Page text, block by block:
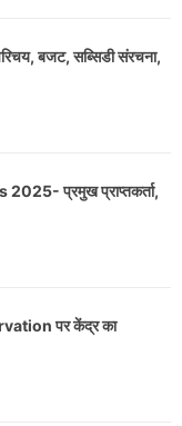
बजट, सब्सिडी संरचना,
प्रमुख प्राप्तकर्ता,
पर केंद्र का